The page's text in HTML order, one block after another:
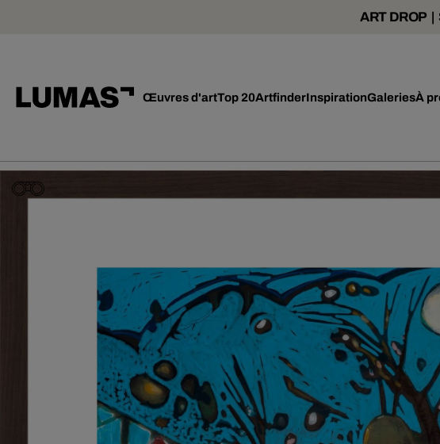
ART DROP
Œuvres d'artTop 20ArtfinderInspirationGaleriesÀ